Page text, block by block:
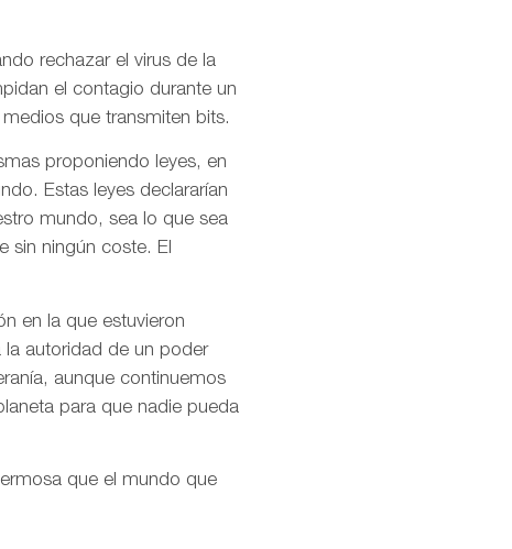
rechazar el virus de la
el contagio durante un
que transmiten bits.
proponiendo leyes, en
Estas leyes declararían
mundo, sea lo que sea
sin ningún coste. El
en la que estuvieron
la autoridad de un poder
aunque continuemos
para que nadie pueda
que el mundo que